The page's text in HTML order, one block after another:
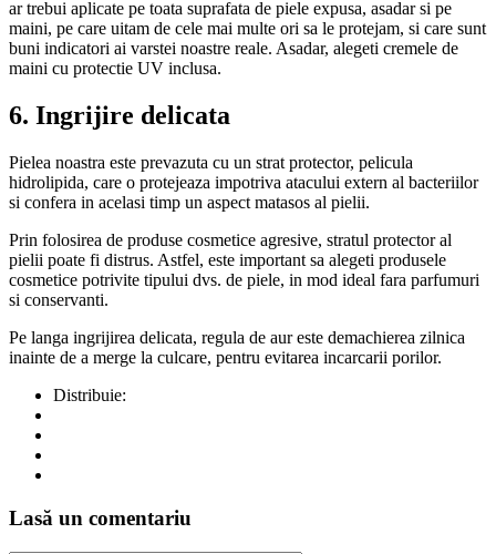
ar trebui aplicate pe toata suprafata de piele expusa, asadar si pe
maini, pe care uitam de cele mai multe ori sa le protejam, si care sunt
buni indicatori ai varstei noastre reale. Asadar, alegeti cremele de
maini cu protectie UV inclusa.
6. Ingrijire delicata
Pielea noastra este prevazuta cu un strat protector, pelicula
hidrolipida, care o protejeaza impotriva atacului extern al bacteriilor
si confera in acelasi timp un aspect matasos al pielii.
Prin folosirea de produse cosmetice agresive, stratul protector al
pielii poate fi distrus. Astfel, este important sa alegeti produsele
cosmetice potrivite tipului dvs. de piele, in mod ideal fara parfumuri
si conservanti.
Pe langa ingrijirea delicata, regula de aur este demachierea zilnica
inainte de a merge la culcare, pentru evitarea incarcarii porilor.
Distribuie:
Lasă un comentariu